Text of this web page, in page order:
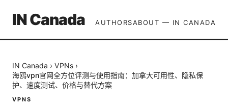
IN Canada AUTHORSABOUT — IN CANADA
IN Canada › VPNs ›
海鸥vpn官网全方位评测与使用指南：加拿大可用性、隐私保
护、速度测试、价格与替代方案
VPNS